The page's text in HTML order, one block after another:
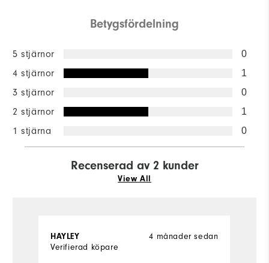
Betygsfördelning
5 stjärnor 0
4 stjärnor 1
3 stjärnor 0
2 stjärnor 1
1 stjärna 0
Recenserad av 2 kunder
View All
4 månader sedan
HAYLEY
Verifierad köpare